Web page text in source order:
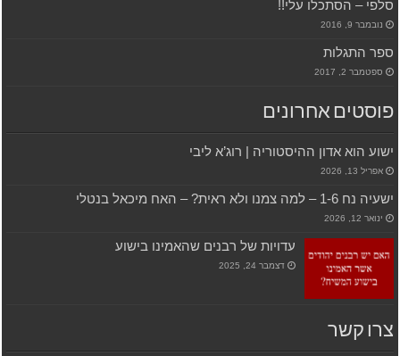
סלפי – הסתכלו עלי!!
נובמבר 9, 2016
ספר התגלות
ספטמבר 2, 2017
פוסטים אחרונים
ישוע הוא אדון ההיסטוריה | רוג’א ליבי
אפריל 13, 2026
ישעיה נח 1-6 – למה צמנו ולא ראית? – האח מיכאל בנטלי
ינואר 12, 2026
עדויות של רבנים שהאמינו בישוע
דצמבר 24, 2025
צרו קשר